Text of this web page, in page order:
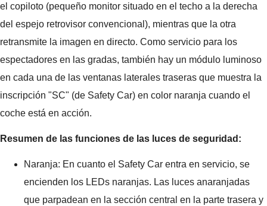
el copiloto (pequeño monitor situado en el techo a la derecha
del espejo retrovisor convencional), mientras que la otra
retransmite la imagen en directo. Como servicio para los
espectadores en las gradas, también hay un módulo luminoso
en cada una de las ventanas laterales traseras que muestra la
inscripción "SC" (de Safety Car) en color naranja cuando el
coche está en acción.
Resumen de las funciones de las luces de seguridad:
Naranja: En cuanto el Safety Car entra en servicio, se
encienden los LEDs naranjas. Las luces anaranjadas
que parpadean en la sección central en la parte trasera y